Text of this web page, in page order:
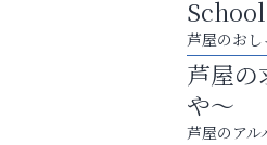
芦屋のお
芦屋の
や～
芦屋のアル